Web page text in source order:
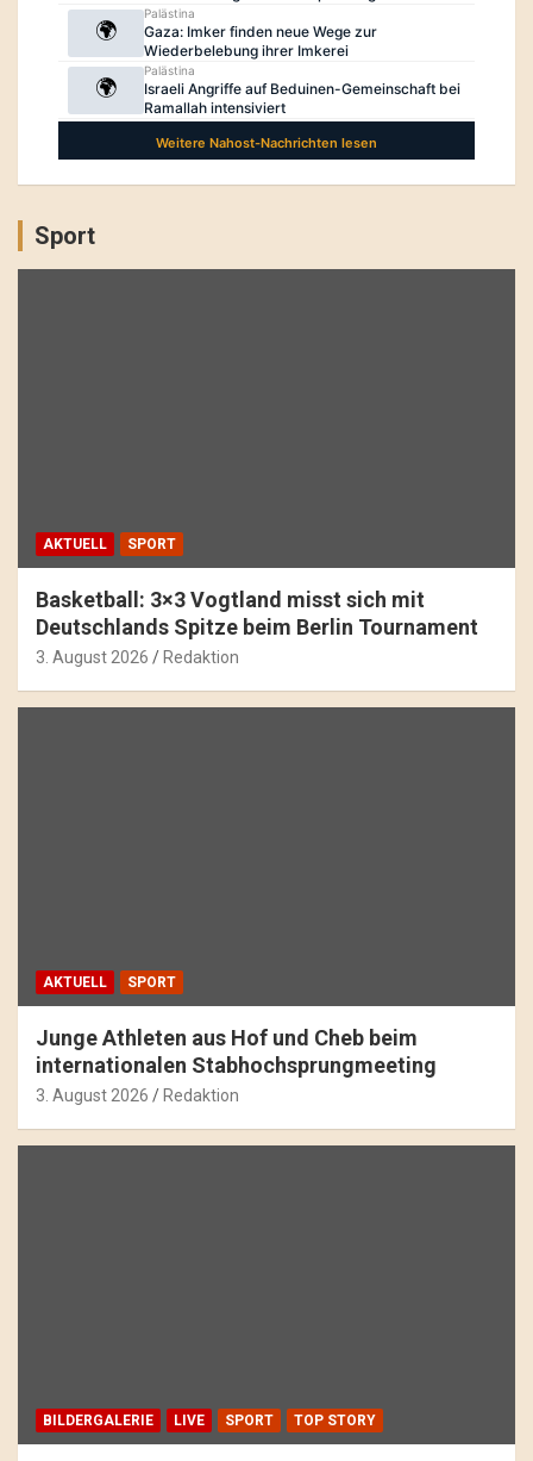
Sport
AKTUELL SPORT
Basketball: 3×3 Vogtland misst sich mit
Deutschlands Spitze beim Berlin Tournament
3. August 2026 Redaktion
AKTUELL SPORT
Junge Athleten aus Hof und Cheb beim
internationalen Stabhochsprungmeeting
3. August 2026 Redaktion
BILDERGALERIE LIVE SPORT TOP STORY